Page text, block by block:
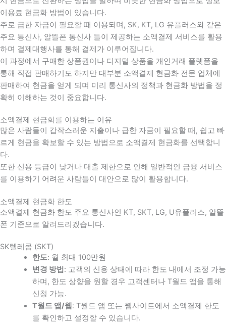
이용료 현금화 방법이 있습니다.
주로 급한 자금이 필요할 때 이용되며, SK, KT, LG 유플러스와 같은
주요 통신사, 알뜰폰 통신사 들이 제공하는 소액결제 서비스를 활용
하며 결제대행사를 통해 결제가 이루어집니다.
이 과정에서 구매한 상품권이나 디지털 상품을 개인거래 플렛폼을
통해 직접 판매하기도 하지만 대부분 소액결제 현금화 전문 업체에
판매하여 현금을 얻게 되며 미리 통신사의 정책과 현금화 방법을 정
확히 이해하는 것이 중요합니다.
소액결제 현금화를 이용하는 이유
많은 사람들이 갑작스러운 지출이나 급한 자금이 필요할 때 , 쉽고 빠
르게 현금을 확보할 수 있는 방법으로 소액결제 현금화를 선택합니
다.
또한 신용 등급이 낮거나 대출 제한으로 인해 일반적인 금융 서비스
를 이용하기 어려운 사람들이 대안으로 많이 활용합니다.
소액결제 현금화 한도
소액결제 현금화 한도 주요 통신사인 KT, SKT, LG, U유플러스, 알뜰
폰 기준으로 알려드리겠습니다.
SK텔레콤 (SKT)
한도: 월 최대 100만원
변경 방법 : 고객의 신용 상태에 따라 한도 내에서 조정 가능
하며, 한도 상향을 원할 경우 고객센터나 T월드 앱을 통해
신청 가능.
T월드 앱/웹 : T월드 앱 또는 웹사이트에서 소액결제 한도
를 확인하고 설정할 수 있습니다.